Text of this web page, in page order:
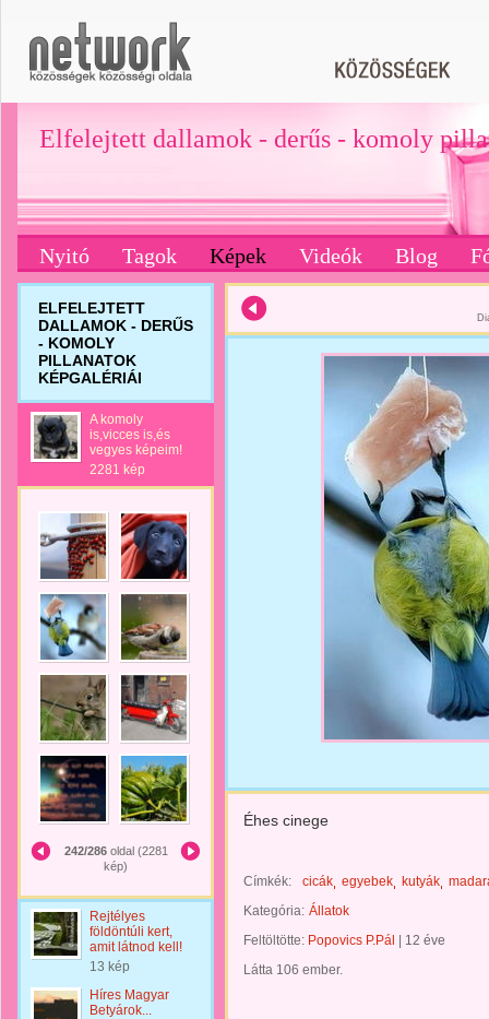
Elfelejtett dallamok - derűs - komoly
Nyitó Tagok Képek Videók Blog
ELFELEJTETT
DALLAMOK - DERŰS
- KOMOLY
PILLANATOK
KÉPGALÉRIÁI
A komoly
is,vicces is,és
vegyes képeim!
2281 kép
242/286oldal (2281
kép)
Rejtélyes
földöntúli kert,
amit látnod kell!
13 kép
Híres Magyar
Betyárok...
Éhes cinege
Címkék: cicák egyebek kutyák
Kategória: Állatok
Feltöltötte: Popovics P.Pál
12 éve
Látta 106 ember.